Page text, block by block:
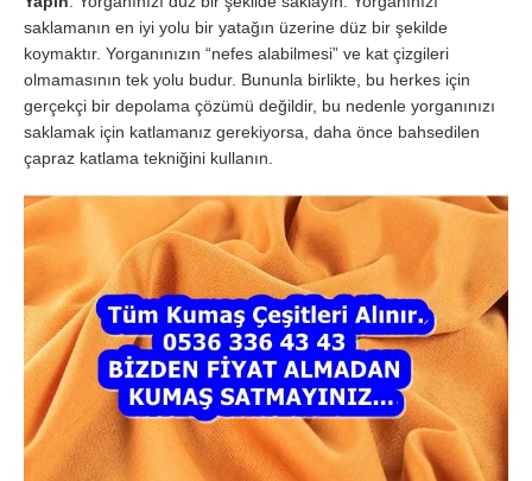
saklamanın en iyi yolu bir yatağın üzerine düz bir şekilde
koymaktır. Yorganınızın “nefes alabilmesi” ve kat çizgileri
olmamasının tek yolu budur. Bununla birlikte, bu herkes için
gerçekçi bir depolama çözümü değildir, bu nedenle yorganınızı
saklamak için katlamanız gerekiyorsa, daha önce bahsedilen
çapraz katlama tekniğini kullanın.